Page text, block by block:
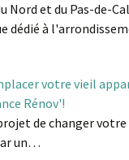
Nord et du Pas-de-
dédié à
votre vieil
Rénov'!
de changer votre
un…